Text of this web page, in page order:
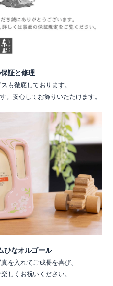
証と修理
も徹底しております。
。安心してお飾りいただけます。
ひなオルゴール
を入れてご成長を喜び、
しくお祝いください。